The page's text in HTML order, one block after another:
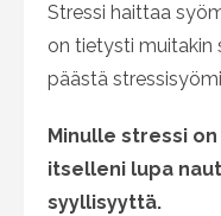
Stressi haittaa
on tietysti muitakin
päästä
Minulle stressi
itselleni lupa
syyllisyyttä.